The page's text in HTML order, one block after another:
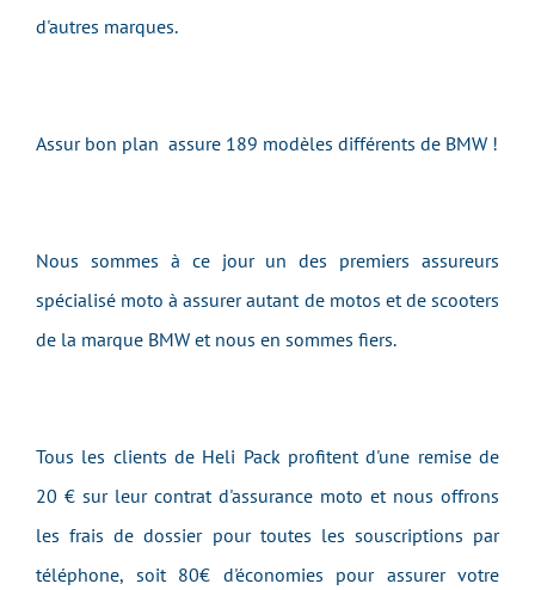
d'autres marques.
Assur bon plan assure 189 modèles différents de BMW !
Nous sommes à ce jour un des premiers assureurs
spécialisé moto à assurer autant de motos et de scooters
de la marque BMW et nous en sommes fiers.
Tous les clients de Heli Pack profitent d'une remise de
20 € sur leur contrat d'assurance moto et nous offrons
les frais de dossier pour toutes les souscriptions par
téléphone, soit 80€ d'économies pour assurer votre